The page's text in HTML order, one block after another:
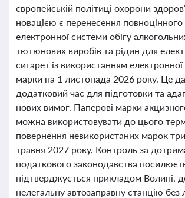
європейській політиці охорони
новацією є перенесення повноцінного
електронної системи обігу
тютюнових виробів та рідин для
сигарет із використанням електронної
марки на 1 листопада 2026 року. Це
додатковий час для підготовки та
нових вимог. Паперові марки
можна використовувати до цього
повернення невикористаних марок
травня 2027 року. Контроль за
податкового законодавства
підтверджується прикладом Волині,
нелегальну автозаправну станцію без